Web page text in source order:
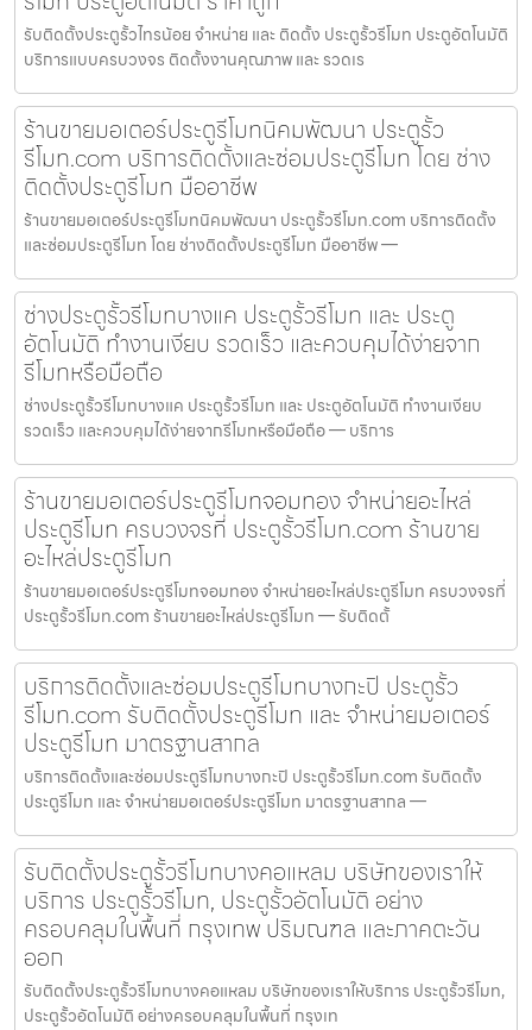
รับติดตั้งประตูรั้วไทรน้อย จำหน่าย และ ติดตั้ง ประตูรั้วรีโมท ประตูอัตโนมัติ
บริการแบบครบวงจร ติดตั้งงานคุณภาพ และ รวดเร
ร้านขายมอเตอร์ประตูรีโมทนิคมพัฒนา ประตูรั้ว
รีโมท.com บริการติดตั้งและซ่อมประตูรีโมท โดย ช่าง
ติดตั้งประตูรีโมท มืออาชีพ
ร้านขายมอเตอร์ประตูรีโมทนิคมพัฒนา ประตูรั้วรีโมท.com บริการติดตั้ง
และซ่อมประตูรีโมท โดย ช่างติดตั้งประตูรีโมท มืออาชีพ —
ช่างประตูรั้วรีโมทบางแค ประตูรั้วรีโมท และ ประตู
อัตโนมัติ ทำงานเงียบ รวดเร็ว และควบคุมได้ง่ายจาก
รีโมทหรือมือถือ
ช่างประตูรั้วรีโมทบางแค ประตูรั้วรีโมท และ ประตูอัตโนมัติ ทำงานเงียบ
รวดเร็ว และควบคุมได้ง่ายจากรีโมทหรือมือถือ — บริการ
ร้านขายมอเตอร์ประตูรีโมทจอมทอง จำหน่ายอะไหล่
ประตูรีโมท ครบวงจรที่ ประตูรั้วรีโมท.com ร้านขาย
อะไหล่ประตูรีโมท
ร้านขายมอเตอร์ประตูรีโมทจอมทอง จำหน่ายอะไหล่ประตูรีโมท ครบวงจรที่
ประตูรั้วรีโมท.com ร้านขายอะไหล่ประตูรีโมท — รับติดตั้
บริการติดตั้งและซ่อมประตูรีโมทบางกะปิ ประตูรั้ว
รีโมท.com รับติดตั้งประตูรีโมท และ จำหน่ายมอเตอร์
ประตูรีโมท มาตรฐานสากล
บริการติดตั้งและซ่อมประตูรีโมทบางกะปิ ประตูรั้วรีโมท.com รับติดตั้ง
ประตูรีโมท และ จำหน่ายมอเตอร์ประตูรีโมท มาตรฐานสากล —
รับติดตั้งประตูรั้วรีโมทบางคอแหลม บริษัทของเราให้
บริการ ประตูรั้วรีโมท, ประตูรั้วอัตโนมัติ อย่าง
ครอบคลุมในพื้นที่ กรุงเทพ ปริมณฑล และภาคตะวัน
ออก
รับติดตั้งประตูรั้วรีโมทบางคอแหลม บริษัทของเราให้บริการ ประตูรั้วรีโมท,
ประตูรั้วอัตโนมัติ อย่างครอบคลุมในพื้นที่ กรุงเท